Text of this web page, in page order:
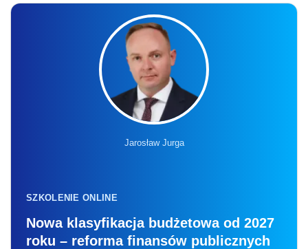
Jarosław Jurga
SZKOLENIE ONLINE
Nowa klasyfikacja budżetowa od 2027
roku – reforma finansów publicznych